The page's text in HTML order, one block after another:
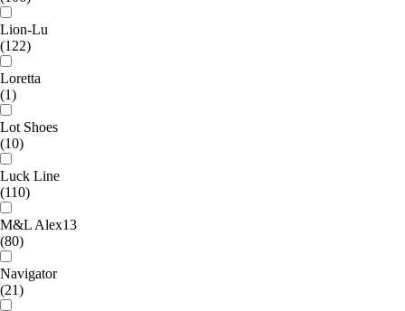
Lion-Lu
(122)
Loretta
(1)
Lot Shoes
(10)
Luck Line
(110)
M&L Alex13
(80)
Navigator
(21)